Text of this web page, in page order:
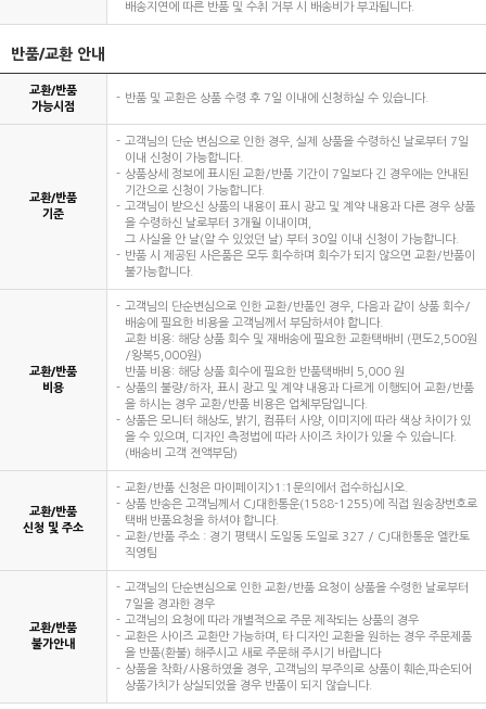
배송지연에 따른 반품 및 수취 거부 시 배송비가 부과됩니다.
반품/교환 안내
교환/반품
가능시점
반품 및 교환은 상품 수령 후 7일 이내에 신청하실 수 있습니다.
교환/반품
기준
고객님의 단순 변심으로 인한 경우, 실제 상품을 수령하신 날로부터 7일
이내 신청이 가능합니다.
상품상세 정보에 표시된 교환/반품 기간이 7일보다 긴 경우에는 안내된
기간으로 신청이 가능합니다.
고객님이 받으신 상품의 내용이 표시 광고 및 계약 내용과 다른 경우 상품
을 수령하신 날로부터 3개월 이내이며,
그 사실을 안 날(알 수 있었던 날) 부터 30일 이내 신청이 가능합니다.
반품 시 제공된 사은품은 모두 회수하며 회수가 되지 않으면 교환/반품이
불가능합니다.
교환/반품
비용
고객님의 단순변심으로 인한 교환/반품인 경우, 다음과 같이 상품 회수/
배송에 필요한 비용을 고객님께서 부담하셔야 합니다.
교환 비용: 해당 상품 회수 및 재배송에 필요한 교환택배비 (편도2,500원
/왕복5,000원)
반품 비용: 해당 상품 회수에 필요한 반품택배비 5,000 원
상품의 불량/하자, 표시 광고 및 계약 내용과 다르게 이행되어 교환/반품
을 하시는 경우 교환/반품 비용은 업체부담입니다.
상품은 모니터 해상도, 밝기, 컴퓨터 사양, 이미지에 따라 색상 차이가 있
을 수 있으며, 디자인 측정법에 따라 사이즈 차이가 있을 수 있습니다.
(배송비 고객 전액부담)
교환/반품
신청 및 주소
교환/반품 신청은 마이페이지>1:1문의에서 접수하십시오.
상품 반송은 고객님께서 CJ대한통운(1588-1255)에 직접 원송장번호로
택배 반품요청을 하셔야 합니다.
교환/반품 주소 : 경기 평택시 도일동 도일로 327 / CJ대한통운 엘칸토
직영팀
교환/반품
불가안내
고객님의 단순변심으로 인한 교환/반품 요청이 상품을 수령한 날로부터
7일을 경과한 경우
고객님의 요청에 따라 개별적으로 주문 제작되는 상품의 경우
교환은 사이즈 교환만 가능하며, 타 디자인 교환을 원하는 경우 주문제품
을 반품(환불) 해주시고 새로 주문해 주시기 바랍니다
상품을 착화/사용하였을 경우, 고객님의 부주의로 상품이 훼손,파손되어
상품가치가 상실되었을 경우 반품이 되지 않습니다.